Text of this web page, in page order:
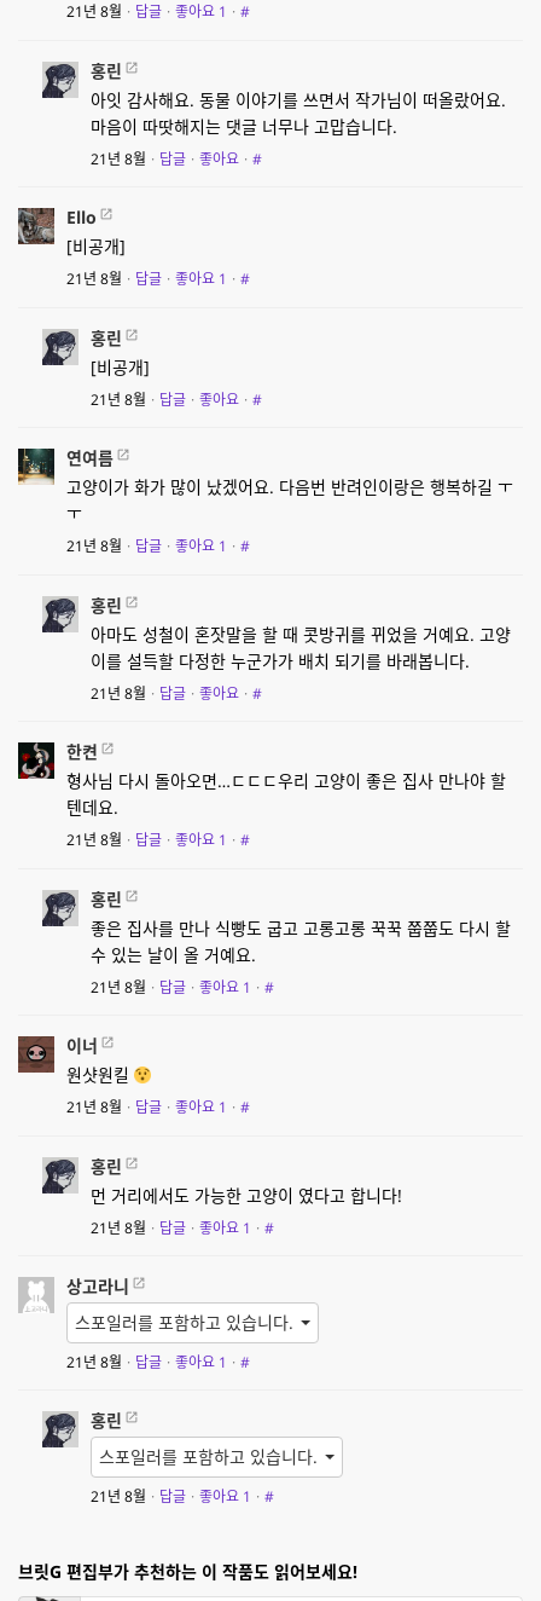
21년 8월 · 답글 · 좋아요 1 · #
홍린
아잇 감사해요. 동물 이야기를 쓰면서 작가님이 떠올랐어요.
마음이 따땃해지는 댓글 너무나 고맙습니다.
21년 8월 · 답글 · 좋아요 · #
Ello
[비공개]
21년 8월 · 답글 · 좋아요 1 · #
홍린
[비공개]
21년 8월 · 답글 · 좋아요 · #
연여름
고양이가 화가 많이 났겠어요. 다음번 반려인이랑은 행복하길 ㅜ
ㅜ
21년 8월 · 답글 · 좋아요 1 · #
홍린
아마도 성철이 혼잣말을 할 때 콧방귀를 뀌었을 거예요. 고양
이를 설득할 다정한 누군가가 배치 되기를 바래봅니다.
21년 8월 · 답글 · 좋아요 · #
한켠
형사님 다시 돌아오면…ㄷㄷㄷ우리 고양이 좋은 집사 만나야 할
텐데요.
21년 8월 · 답글 · 좋아요 1 · #
홍린
좋은 집사를 만나 식빵도 굽고 고롱고롱 꾹꾹 쭙쭙도 다시 할
수 있는 날이 올 거예요.
21년 8월 · 답글 · 좋아요 1 · #
이너
원샷원킬
21년 8월 · 답글 · 좋아요 1 · #
홍린
먼 거리에서도 가능한 고양이 였다고 합니다!
21년 8월 · 답글 · 좋아요 1 · #
상고라니
스포일러를 포함하고 있습니다.
21년 8월 · 답글 · 좋아요 1 · #
홍린
스포일러를 포함하고 있습니다.
21년 8월 · 답글 · 좋아요 1 · #
브릿G 편집부가 추천하는 이 작품도 읽어보세요!